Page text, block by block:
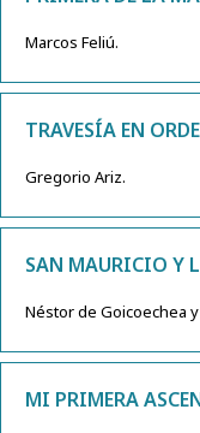
Marcos Feliú.
TRAVESÍA EN
Gregorio Ariz.
SAN MAURICIO Y
Néstor de Goicoechea
MI PRIMERA